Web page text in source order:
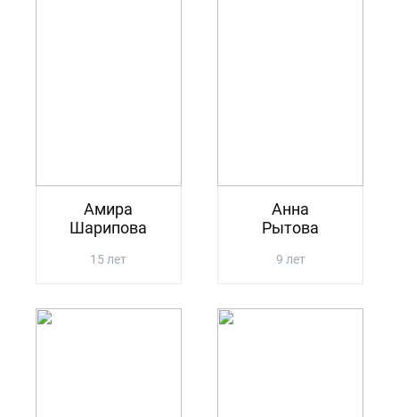
Амира
Шарипова
15 лет
Анна
Рытова
9 лет